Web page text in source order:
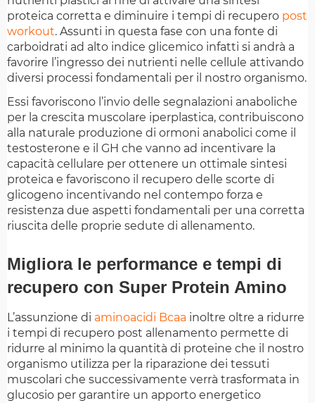
proteica corretta e diminuire i tempi di recupero post
workout. Assunti in questa fase con una fonte di
carboidrati ad alto indice glicemico infatti si andrà a
favorire l’ingresso dei nutrienti nelle cellule attivando
diversi processi fondamentali per il nostro organismo.
Essi favoriscono l’invio delle segnalazioni anaboliche
per la crescita muscolare iperplastica, contribuiscono
alla naturale produzione di ormoni anabolici come il
testosterone e il GH che vanno ad incentivare la
capacità cellulare per ottenere un ottimale sintesi
proteica e favoriscono il recupero delle scorte di
glicogeno incentivando nel contempo forza e
resistenza due aspetti fondamentali per una corretta
riuscita delle proprie sedute di allenamento.
Migliora le performance e tempi di
recupero con Super Protein Amino
L’assunzione di aminoacidi Bcaa inoltre oltre a ridurre
i tempi di recupero post allenamento permette di
ridurre al minimo la quantità di proteine che il nostro
organismo utilizza per la riparazione dei tessuti
muscolari che successivamente verrà trasformata in
glucosio per garantire un apporto energetico